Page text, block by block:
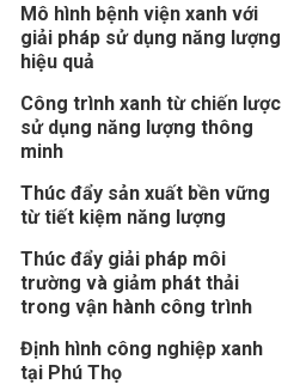
Mô hình bệnh viện xanh với
giải pháp sử dụng năng lượng
hiệu quả
Công trình xanh từ chiến lược
sử dụng năng lượng thông
minh
Thúc đẩy sản xuất bền vững
từ tiết kiệm năng lượng
Thúc đẩy giải pháp môi
trường và giảm phát thải
trong vận hành công trình
Định hình công nghiệp xanh
tại Phú Thọ